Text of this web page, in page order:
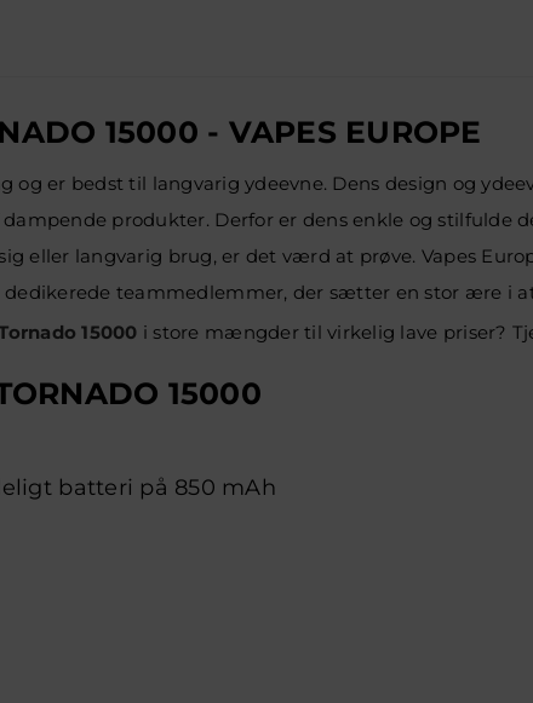
15000 - VAPES EUROPE
og er bedst til langvarig ydeevne. Dens design og
produkter. Derfor er dens enkle og stilfulde
eller langvarig brug, er det værd at prøve. Vapes
teammedlemmer, der sætter en stor ære i
15000 i store mængder til virkelig lave priser?
15000
batteri på 850 mAh